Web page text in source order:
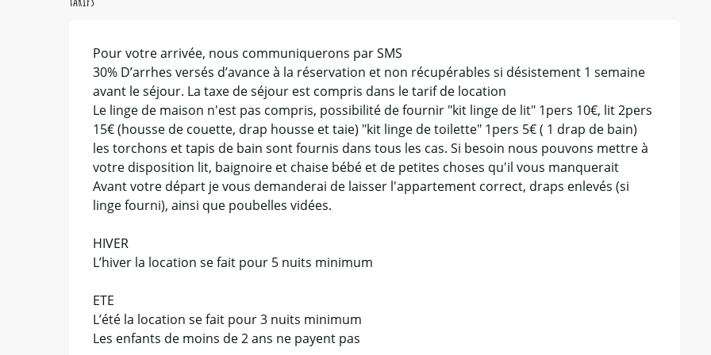
Pour votre arrivée, nous communiquerons par SMS
30% D’arrhes versés d’avance à la réservation et non récupérables si désistement 1 semaine
avant le séjour. La taxe de séjour est compris dans le tarif de location
Le linge de maison n'est pas compris, possibilité de fournir "kit linge de lit" 1pers 10€, lit 2pers
15€ (housse de couette, drap housse et taie) "kit linge de toilette" 1pers 5€ ( 1 drap de bain)
les torchons et tapis de bain sont fournis dans tous les cas. Si besoin nous pouvons mettre à
votre disposition lit, baignoire et chaise bébé et de petites choses qu'il vous manquerait
Avant votre départ je vous demanderai de laisser l'appartement correct, draps enlevés (si
linge fourni), ainsi que poubelles vidées.
HIVER
L’hiver la location se fait pour 5 nuits minimum
ETE
L’été la location se fait pour 3 nuits minimum
Les enfants de moins de 2 ans ne payent pas